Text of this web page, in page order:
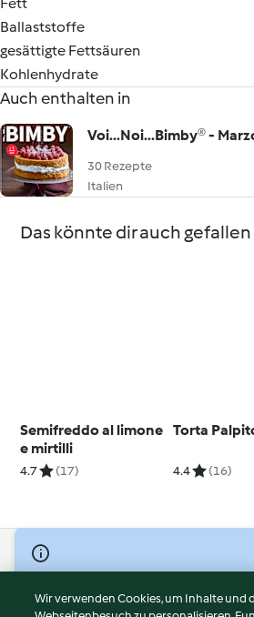
Ballaststoffe
gesättigte Fettsäuren
Kohlenhydrate
Auch enthalten in
Voi...Noi...Bimby® -
30 Rezepte
Italien
Das könnte dir auch gefallen
Semifreddo al limone
e mirtilli
4.7 (17)
Torta
4.4 (16)
© Copyright 2026
Nutzungsbedingungen
Wir verwenden Cookies, um Inhalte und